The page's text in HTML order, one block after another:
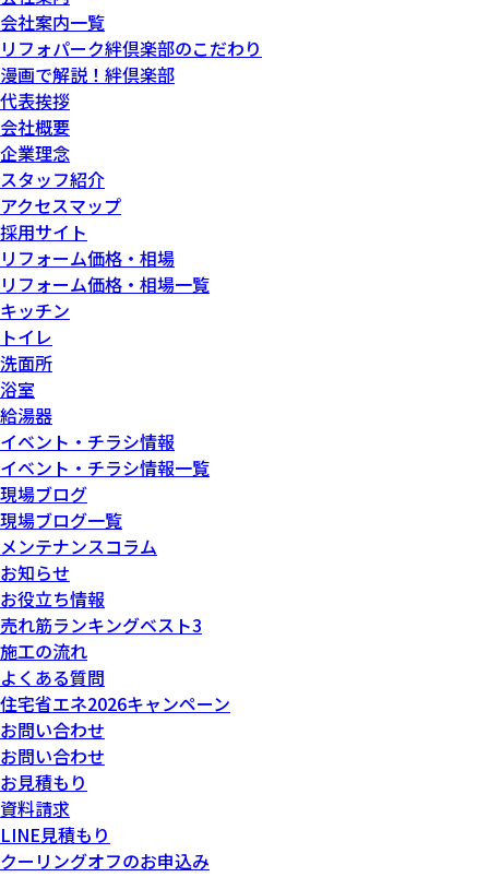
会社案内一覧
リフォパーク絆倶楽部のこだわり
漫画で解説！絆倶楽部
代表挨拶
会社概要
企業理念
スタッフ紹介
アクセスマップ
採用サイト
リフォーム価格・相場
リフォーム価格・相場一覧
キッチン
トイレ
洗面所
浴室
給湯器
イベント・チラシ情報
イベント・チラシ情報一覧
現場ブログ
現場ブログ一覧
メンテナンスコラム
お知らせ
お役立ち情報
売れ筋ランキングベスト3
施工の流れ
よくある質問
住宅省エネ2026キャンペーン
お問い合わせ
お問い合わせ
お見積もり
資料請求
LINE見積もり
クーリングオフのお申込み